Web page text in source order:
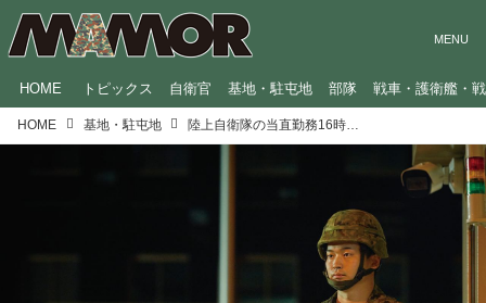
HOME トピックス 自衛官 基地・駐屯地 部隊 戦車・護衛艦・
HOME 基地・駐屯地